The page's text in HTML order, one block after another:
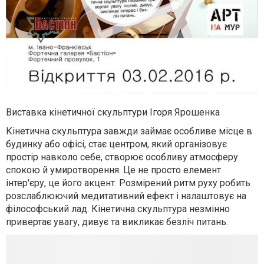
Виставка кінетичної скульптури Ігоря Ярошенка
Кінетична скульптура завжди займає особливе місце в
будинку або офісі, стає центром, який організовує
простір навколо себе, створює особливу атмосферу
спокою й умиротворення. Це не просто елемент
інтер'єру, це його акцент. Розмірений ритм руху робить
розслаблюючий медитативний ефект і налаштовує на
філософський лад. Кінетична скульптура незмінно
привертає увагу, дивує та викликає безліч питань.